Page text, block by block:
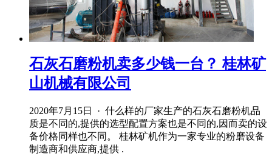
石灰石磨粉机卖多少钱一台？ 桂林矿
山机械有限公司
2020年7月15日 · 什么样的厂家生产的石灰石磨粉机品
质是不同的,提供的选型配置方案也是不同的,因而卖的设
备价格同样也不同。 桂林矿机作为一家专业的粉磨设备
制造商和供应商,提供 .